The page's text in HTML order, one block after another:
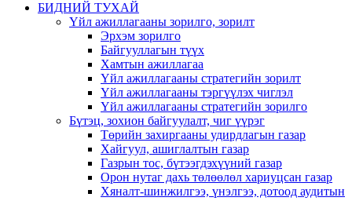
БИДНИЙ ТУХАЙ
Үйл ажиллагааны зорилго, зорилт
Эрхэм зорилго
Байгууллагын түүх
Хамтын ажиллагаа
Үйл ажиллагааны стратегийн зорилт
Үйл ажиллагааны тэргүүлэх чиглэл
Үйл ажиллагааны стратегийн зорилго
Бүтэц, зохион байгуулалт, чиг үүрэг
Төрийн захиргааны удирдлагын газар
Хайгуул, ашиглалтын газар
Газрын тос, бүтээгдэхүүний газар
Орон нутаг дахь төлөөлөл хариуцсан газар
Хяналт-шинжилгээ, үнэлгээ, дотоод аудитын